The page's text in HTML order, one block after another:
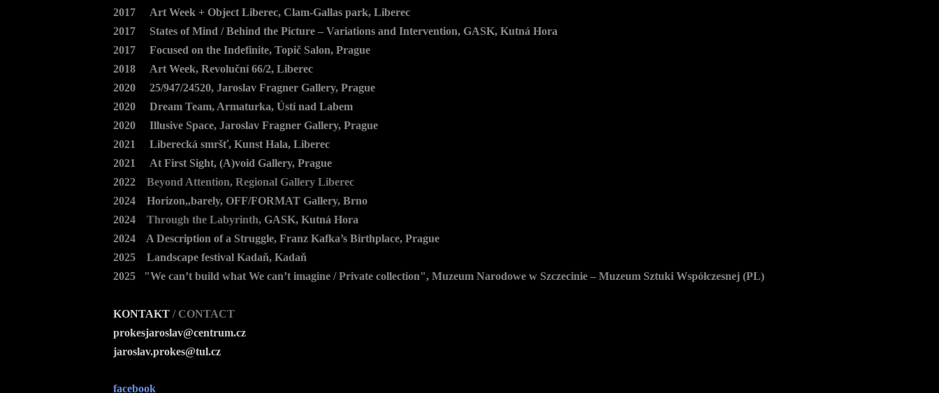
2017 Art Week + Object Liberec, Clam-Gallas park, Liberec
2017 States of Mind / Behind the Picture – Variations and Intervention, GASK, Kutná Hora
2017 Focused on the Indefinite, Topič Salon, Prague
2018 Art Week, Revoluční 66/2, Liberec
2020 25/947/24520, Jaroslav Fragner Gallery, Prague
2020 Dream Team, Armaturka, Ústí nad Labem
2020 Illusive Space, Jaroslav Fragner Gallery, Prague
2021 Liberecká smršť, Kunst Hala, Liberec
2021 At First Sight, (A)void Gallery, Prague
2022 Beyond Attention, Regional Gallery Liberec
2024 Horizon,,barely, OFF/FORMAT Gallery, Brno
2024 Through the Labyrinth, GASK, Kutná Hora
2024 A Description of a Struggle, Franz Kafka’s Birthplace, Prague
2025 Landscape festival Kadaň, Kadaň
2025
"We can’t build what We can’t imagine / Private collection", Muzeum Narodowe w Szczecinie – Muzeum Sztuki Współczesnej (PL)
KONTAKT / CONTACT
prokesjaroslav@centrum.cz
jaroslav.prokes@tul.cz
facebook